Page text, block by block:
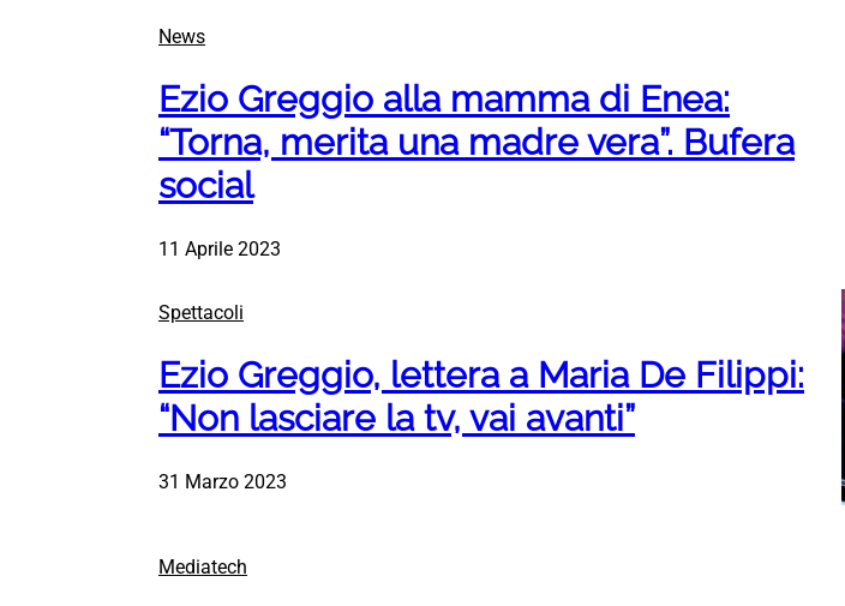
News
Ezio Greggio alla mamma di Enea:
“Torna, merita una madre vera”. Bufera
social
11 Aprile 2023
Spettacoli
Ezio Greggio, lettera a Maria De Filippi:
“Non lasciare la tv, vai avanti”
31 Marzo 2023
Mediatech